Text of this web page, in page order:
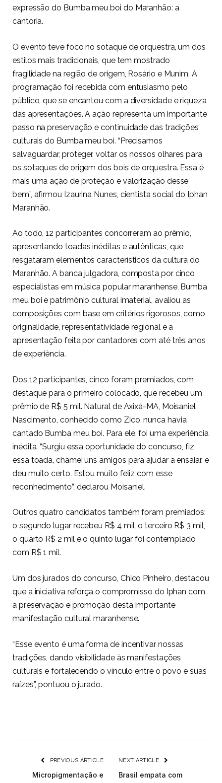
expressão do Bumba meu boi do Maranhão: a
cantoria.
O evento teve foco no sotaque de orquestra, um dos
estilos mais tradicionais, que tem mostrado
fragilidade na região de origem, Rosário e Munim. A
programação foi recebida com entusiasmo pelo
público, que se encantou com a diversidade e riqueza
das apresentações. A ação representa um importante
passo na preservação e continuidade das tradições
culturais do Bumba meu boi. “Precisamos
salvaguardar, proteger, voltar os nossos olhares para
os sotaques de origem dos bois de orquestra. Essa é
mais uma ação de proteção e valorização desse
bem”, afirmou Izaurina Nunes, cientista social do Iphan
Maranhão.
Ao todo, 12 participantes concorreram ao prêmio,
apresentando toadas inéditas e autênticas, que
resgataram elementos característicos da cultura do
Maranhão. A banca julgadora, composta por cinco
especialistas em música popular maranhense, Bumba
meu boi e patrimônio cultural imaterial, avaliou as
composições com base em critérios rigorosos, como
originalidade, representatividade regional e a
apresentação feita por cantadores com até três anos
de experiência.
Dos 12 participantes, cinco foram premiados, com
destaque para o primeiro colocado, que recebeu um
prêmio de R$ 5 mil. Natural de Axixá-MA, Moisaniel
Nascimento, conhecido como Zico, nunca havia
cantado Bumba meu boi. Para ele, foi uma experiência
inédita. “Surgiu essa oportunidade do concurso, fiz
essa toada, chamei uns amigos para ajudar a ensaiar, e
deu muito certo. Estou muito feliz com esse
reconhecimento”, declarou Moisaniel.
Outros quatro candidatos também foram premiados:
o segundo lugar recebeu R$ 4 mil, o terceiro R$ 3 mil,
o quarto R$ 2 mil e o quinto lugar foi contemplado
com R$ 1 mil.
Um dos jurados do concurso, Chico Pinheiro, destacou
que a iniciativa reforça o compromisso do Iphan com
a preservação e promoção desta importante
manifestação cultural maranhense.
“Esse evento é uma forma de incentivar nossas
tradições, dando visibilidade às manifestações
culturais e fortalecendo o vínculo entre o povo e suas
raízes”, pontuou o jurado.
PREVIOUS ARTICLE
Micropigmentação e
NEXT ARTICLE
Brasil empata com